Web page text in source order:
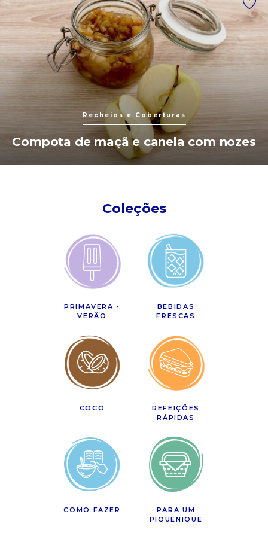
Recheios e Coberturas
Compota de maçã e canela com nozes
Coleções
PRIMAVERA -
VERÃO
BEBIDAS
FRESCAS
COCO
REFEIÇÕES
RÁPIDAS
COMO FAZER
PARA UM
PIQUENIQUE